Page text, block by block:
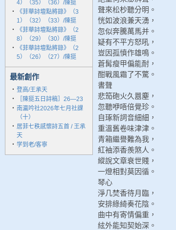
4）（35）（36）/陳挺
‧
《菲華詩壇點將錄》（3
1）（32）（33）/陳挺
‧
《菲華詩壇點將錄》（2
8）（29）（30）/陳挺
‧
《菲華詩壇點將錄》（2
5）（26）（27）/陳挺
最新創作
‧ 登高/王承天
‧
［陳挺五日詩稿］26—23
‧ 南瀛吟社2026年七月社課
（十）
‧ 居菲七秩感懷詩五首 / 王承
天
‧ 学到老/客寧
聲來松杪聽分明。
恍如波浪兼天湧，
忽似奔騰萬馬并。
疑有不平方怒吼，
豈因孤憤作雄鳴。
蒼髯瘦甲偏能耐，
酣戰風霜了不驚。
書聲
悲笳砲火久囂塵，
忽聽咿唔倍覺珍。
自琢新詞音細細，
重溫舊卷味津津。
青箱繼譽難為我，
紅袖添香羨煞人。
縱說文章衰世賤，
一燈相對莫因循。
琴心
淨几焚香待月臨，
安排綠綺奏花陰。
曲中有寄情偏重，
絃外能知契始深。